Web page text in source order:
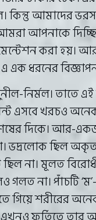
আমাদের
আপনাকে
করা হয়।
ধরনের
নির্মল। তাতে
এসবে খরচও
দিকে। আর-
ভদ্রলোক ছিল
ছিল না। মূলত
না। পাঁচটি
গিয়ে শরীরের